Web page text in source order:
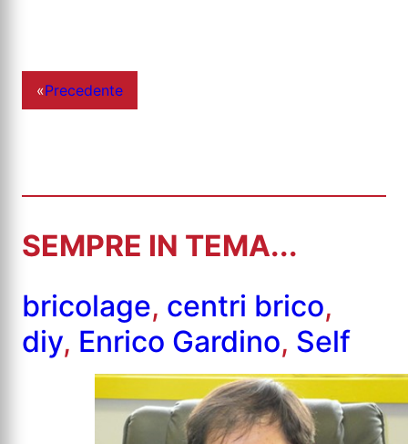
«Precedente
SEMPRE IN TEMA...
bricolage, centri brico,
diy, Enrico Gardino, Self